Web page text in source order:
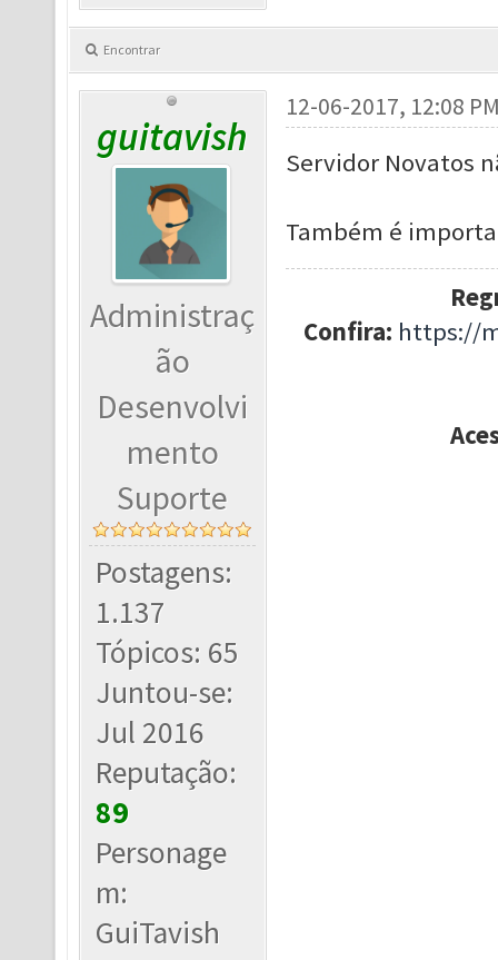
Encontrar
guitavish
Administraç
ão
Desenvolvi
mento
Suporte
Postagens:
1.137
Tópicos: 65
Juntou-se:
Jul 2016
Reputação:
89
Personage
m:
GuiTavish
12-06-2017, 12:08
Servidor Novatos
Também é
Confira: https://